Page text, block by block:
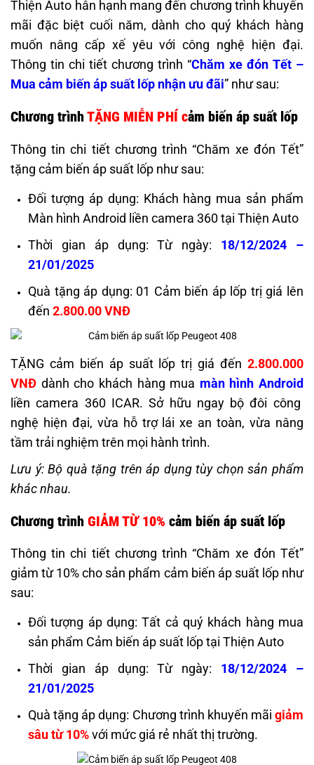
Thiện Auto hân hạnh mang đến chương trình khuyến
mãi đặc biệt cuối năm, dành cho quý khách hàng
muốn nâng cấp xế yêu với công nghệ hiện đại.
Thông tin chi tiết chương trình “Chăm xe đón Tết –
Mua cảm biến áp suất lốp nhận ưu đãi” như sau:
Chương trìnhTẶNG MIỄN PHÍ cảm biến áp suất lốp
Thông tin chi tiết chương trình “Chăm xe đón Tết”
tặng cảm biến áp suất lốp như sau:
Đối tượng áp dụng: Khách hàng mua sản phẩm
Màn hình Android liền camera 360 tại Thiện Auto
Thời gian áp dụng: Từ ngày: 18/12/2024 –
21/01/2025
Quà tặng áp dụng: 01 Cảm biến áp lốp trị giá lên
đến 2.800.00 VNĐ
TẶNG cảm biến áp suất lốp trị giá đến 2.800.000
VNĐ dành cho khách hàng mua màn hình Android
liền camera 360 ICAR. Sở hữu ngay bộ đôi công
nghệ hiện đại, vừa hỗ trợ lái xe an toàn, vừa nâng
tầm trải nghiệm trên mọi hành trình.
Lưu ý: Bộ quà tặng trên áp dụng tùy chọn sản phẩm
khác nhau.
Chương trình GIẢM TỪ 10% cảm biến áp suất lốp
Thông tin chi tiết chương trình “Chăm xe đón Tết”
giảm từ 10% cho sản phẩm cảm biến áp suất lốp như
sau:
Đối tượng áp dụng: Tất cả quý khách hàng mua
sản phẩm Cảm biến áp suất lốp tại Thiện Auto
Thời gian áp dụng: Từ ngày: 18/12/2024 –
21/01/2025
Quà tặng áp dụng: Chương trình khuyến mãi giảm
sâu từ 10%với mức giá rẻ nhất thị trường.